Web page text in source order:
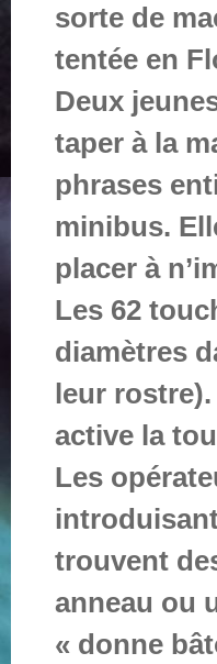
sorte de
tentée en
Deux
taper à la
phrases
minibus.
placer à
Les 62
diamètres
leur
active la
Les
trouvent
anneau ou
« donne